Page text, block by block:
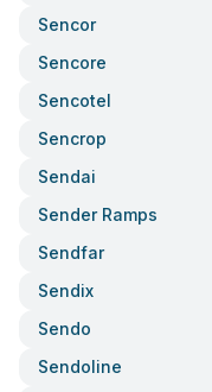
Sencor
Sencore
Sencotel
Sencrop
Sendai
Sender Ramps
Sendfar
Sendix
Sendo
Sendoline